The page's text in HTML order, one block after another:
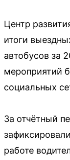
Центр
итоги
автобусов за
мероприятий
социальных
За отчётный
работе